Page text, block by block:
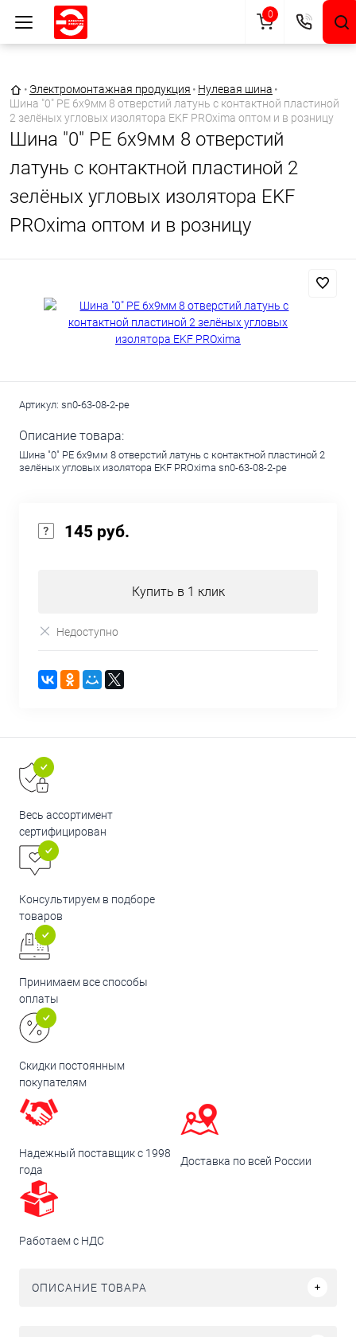
Главная страница
• Электромонтажная продукция • Нулевая шина •
Шина "0" PE 6x9мм 8 отверстий латунь с контактной пластиной
2 зелёных угловых изолятора EKF PROxima оптом и в розницу
Шина "0" PE 6x9мм 8 отверстий
латунь с контактной пластиной 2
зелёных угловых изолятора EKF
PROxima оптом и в розницу
Артикул: sn0-63-08-2-pe
Описание товара:
Шина "0" PE 6x9мм 8 отверстий латунь с контактной пластиной 2
зелёных угловых изолятора EKF PROxima sn0-63-08-2-pe
145 руб.
Купить в 1 клик
Недоступно
Весь ассортимент
сертифицирован
Консультируем в подборе
товаров
Принимаем все способы
оплаты
Скидки постоянным
покупателям
Надежный поставщик с 1998
года
Доставка по всей России
Работаем с НДС
ОПИСАНИЕ ТОВАРА
0